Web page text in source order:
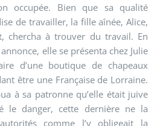
occupée. Bien que sa qualité
de travailler, la fille aînée, Alice,
chercha à trouver du travail. En
elle se présenta chez Julie
d’une boutique de chapeaux
être une Française de Lorraine.
à sa patronne qu’elle était juive
le danger, cette dernière ne la
comme l’y obligeait la